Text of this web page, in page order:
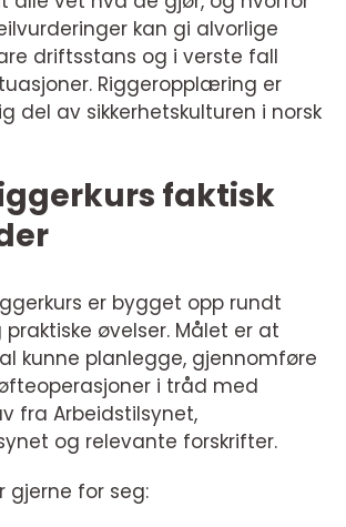
kan gi alvorlige
driftsstans og i verste fall
Riggeropplæring er
del av sikkerhetskulturen i norsk
faktisk
er bygget opp rundt
øvelser. Målet er at
kunne planlegge, gjennomføre
i tråd med
fra Arbeidstilsynet,
og relevante forskrifter.
gjerne for seg: